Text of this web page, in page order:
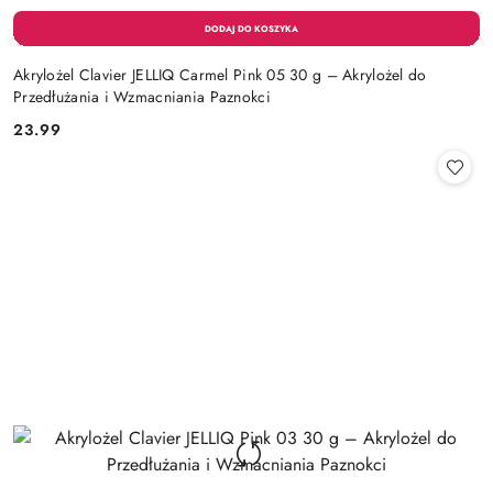
Akrylożel Clavier JELLIQ Carmel Pink 05 30 g – Akrylożel do
Przedłużania i Wzmacniania Paznokci
Cena:
23.99